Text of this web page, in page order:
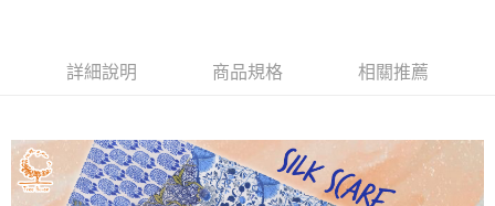
付款後7-11取貨
宅配
每筆NT$80，滿NT$1,000(含以上)免運費
詳細說明 商品規格 相關推薦